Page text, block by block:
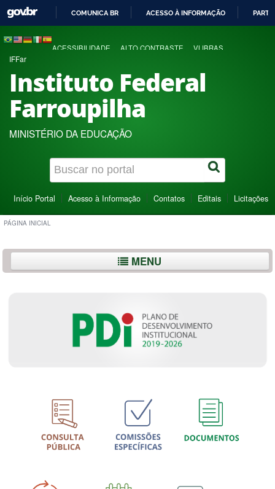
COMUNICA BR ACESSO À INFORMAÇÃO
ACESSIBILIDADE ALTO CONTRASTE VLIBRAS
IFFar
Instituto Federal
Farroupilha
MINISTÉRIO DA EDUCAÇÃO
Início Portal Acesso à Informação Contatos Editais Licitações
PÁGINA INICIAL
MENU